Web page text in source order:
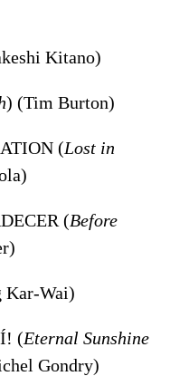
Kitano)
) (Tim Burton)
(Lost in
(Before
Kar-Wai)
(Eternal Sunshine
Gondry)